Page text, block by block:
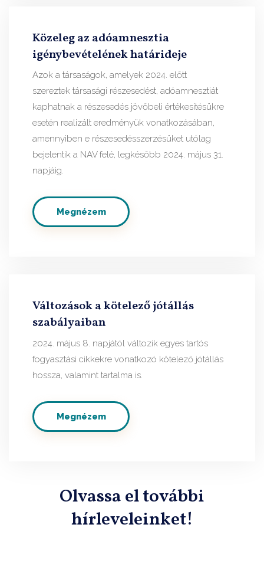
Közeleg az adóamnesztia
igénybevételének határideje
Azok a társaságok, amelyek 2024. előtt
szereztek társasági részesedést, adóamnesztiát
kaphatnak a részesedés jövőbeli értékesítésükre
esetén realizált eredményük vonatkozásában,
amennyiben e részesedésszerzésüket utólag
bejelentik a NAV felé, legkésőbb 2024. május 31.
napjáig.
Megnézem
Változások a kötelező jótállás
szabályaiban
2024. május 8. napjától változik egyes tartós
fogyasztási cikkekre vonatkozó kötelező jótállás
hossza, valamint tartalma is.
Megnézem
Olvassa el további
hírleveleinket!